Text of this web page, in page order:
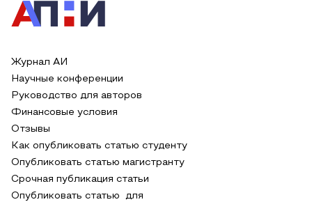
Журнал АИ
Научные конференции
Руководство для авторов
Финансовые условия
Отзывы
Как опубликовать статью студенту
Опубликовать статью магистранту
Срочная публикация статьи
Опубликовать статью для